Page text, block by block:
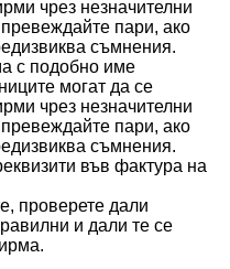
чрез незначителни
пари, ако
съмнения.
с подобно име
могат да се
чрез незначителни
пари, ако
съмнения.
във фактура на
проверете дали
и дали те се